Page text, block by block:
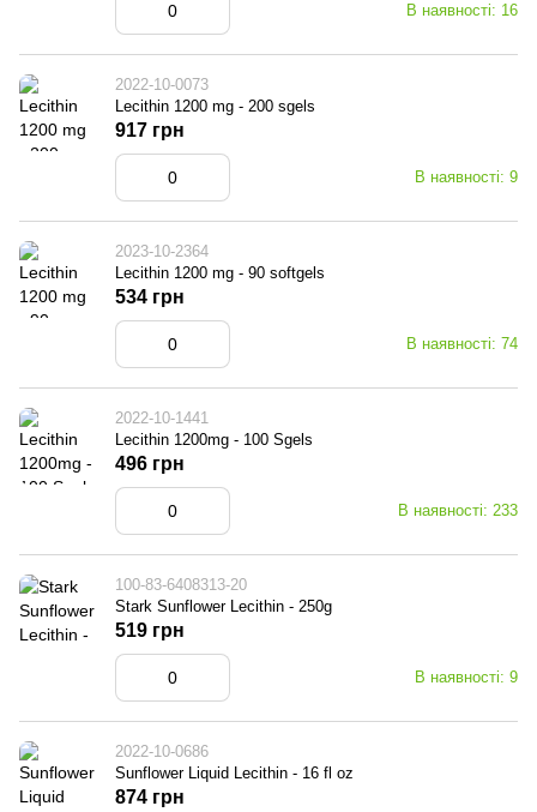
В наявності: 16
2022-10-0073
Lecithin 1200 mg - 200 sgels
В наявності: 9
917 грн
2023-10-2364
Lecithin 1200 mg - 90 softgels
В наявності: 74
534 грн
2022-10-1441
Lecithin 1200mg - 100 Sgels
В наявності: 233
496 грн
100-83-6408313-20
Stark Sunflower Lecithin - 250g
В наявності: 9
519 грн
2022-10-0686
Sunflower Liquid Lecithin - 16 fl oz
874 грн